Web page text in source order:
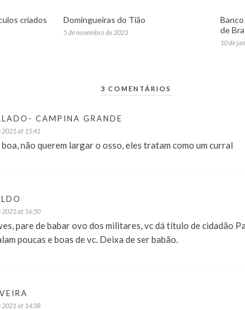
criados
Domingueiras do Tião
5 de novembro de 2023
de
10 de
3 COMENTÁRIOS
CAMPINA GRANDE
2021 at 15:41
não querem largar o osso, eles tratam como um curral
2021 at 16:50
pare de babar ovo dos militares, vc dá título de cidadão
poucas e boas de vc. Deixa de ser babão.
2021 at 14:38